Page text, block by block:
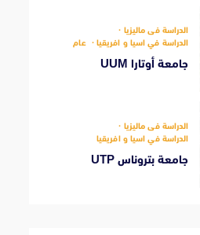
الدراسة فى ماليزيا
الدراسة في اسيا و افريقيا
عام
جامعة أوتارا UUM
الدراسة فى ماليزيا
الدراسة في اسيا و افريقيا
جامعة بتروناس UTP